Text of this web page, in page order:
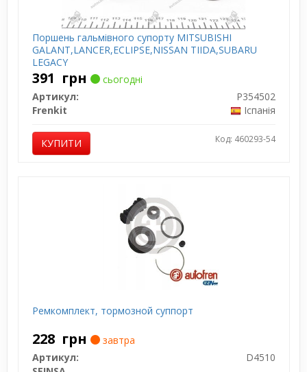
Поршень гальмівного супорту MITSUBISHI
GALANT,LANCER,ECLIPSE,NISSAN TIIDA,SUBARU
LEGACY
391 грн
сьогодні
Артикул:
P354502
Frenkit
Іспанія
КУПИТИ Код: 460293-54
Ремкомплект, тормозной суппорт
228 грн
завтра
Артикул:
D4510